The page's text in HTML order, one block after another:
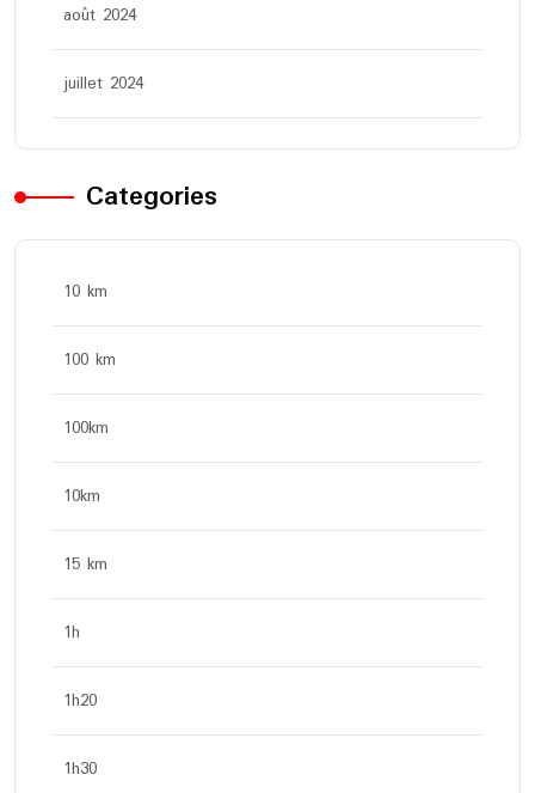
août 2024
juillet 2024
Categories
10 km
100 km
100km
10km
15 km
1h
1h20
1h30